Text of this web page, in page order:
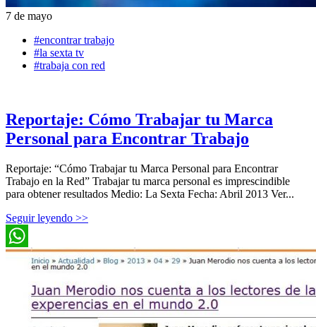
7 de mayo
#encontrar trabajo
#la sexta tv
#trabaja con red
Reportaje: Cómo Trabajar tu Marca
Personal para Encontrar Trabajo
Reportaje: “Cómo Trabajar tu Marca Personal para Encontrar
Trabajo en la Red” Trabajar tu marca personal es imprescindible
para obtener resultados Medio: La Sexta Fecha: Abril 2013 Ver...
Seguir leyendo >>
WhatsApp